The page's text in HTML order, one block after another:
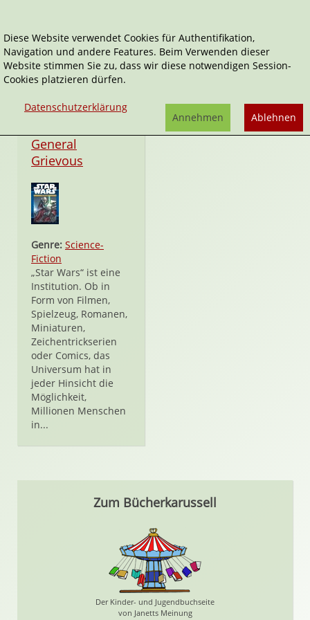
Star Wars Legends
General
Grievous
Genre: Science-
Fiction
„Star Wars“ ist eine
Institution. Ob in
Form von Filmen,
Spielzeug, Romanen,
Miniaturen,
Zeichentrickserien
oder Comics, das
Universum hat in
jeder Hinsicht die
Möglichkeit,
Millionen Menschen
in...
Zum Bücherkarussell
Der Kinder- und Jugendbuchseite
von Janetts Meinung
Diese Website verwendet Cookies für Authentifikation,
Navigation und andere Features. Beim Verwenden dieser
Website stimmen Sie zu, dass wir diese notwendigen Session-
Cookies platzieren dürfen.
Datenschutzerklärung
Ablehnen
Annehmen